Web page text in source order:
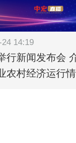
24 14:19
行新闻发布会
农村经济运行